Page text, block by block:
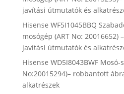
javítási útmutatók és
Hisense WF5I1045BBQ
mosógép (ART No:
javítási útmutatók és
Hisense WD5I8043BWF Mosó-
No:20015294)– robbantott
alkatrészek